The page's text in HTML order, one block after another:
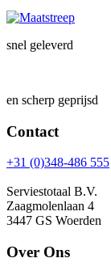
snel geleverd
en scherp geprijsd
Contact
+31 (0)348-486 555
Serviestotaal B.V.
Zaagmolenlaan 4
3447 GS Woerden
Over Ons